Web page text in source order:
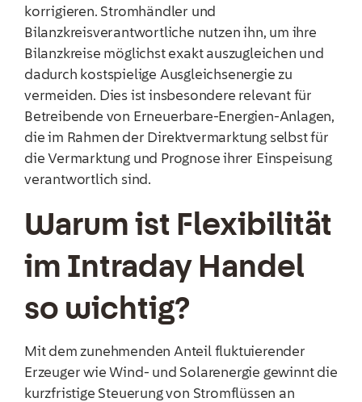
korrigieren. Stromhändler und
Bilanzkreisverantwortliche nutzen ihn, um ihre
Bilanzkreise möglichst exakt auszugleichen und
dadurch kostspielige Ausgleichsenergie zu
vermeiden. Dies ist insbesondere relevant für
Betreibende von Erneuerbare-Energien-Anlagen,
die im Rahmen der Direktvermarktung selbst für
die Vermarktung und Prognose ihrer Einspeisung
verantwortlich sind.
Warum ist Flexibilität
im Intraday Handel
so wichtig?
Mit dem zunehmenden Anteil fluktuierender
Erzeuger wie Wind- und Solarenergie gewinnt die
kurzfristige Steuerung von Stromflüssen an